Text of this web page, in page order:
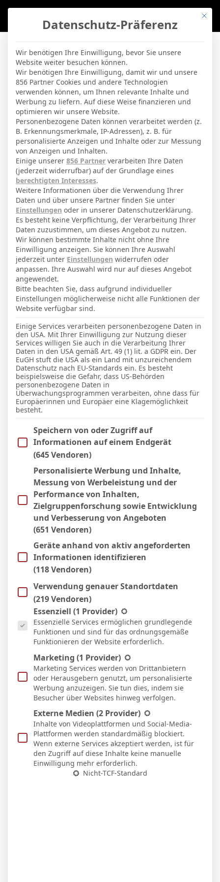
Michel Witte
Micha Sassie 19. April 2026
Aktuelles Team Illertissen
GESAMTE STATISTIK
Pokal
0 0 0′ 1
LETZTE BEGEGNUNGEN
Datum Ergebnis
Pokal
16 Aug. 2025
Heim
U
3:3
FacebookTwitter Pinterest LinkedInTumblr
Micha Sassie
Website
WEITERE ARTIKEL
BVB – Netradio: Das Webradio von Borussia
Dortmund live
Mit
Datenschutz-Präferenz
Wir benötigen Ihre Einwilligung, bevor Sie unsere
Website weiter besuchen können.
Wir benötigen Ihre Einwilligung, damit wir und unsere
856 Partner Cookies und andere Technologien
verwenden können, um Ihnen relevante Inhalte und
Werbung zu liefern. Auf diese Weise finanzieren und
optimieren wir unsere Website.
Personenbezogene Daten können verarbeitet werden (z.
B. Erkennungsmerkmale, IP-Adressen), z. B. für
personalisierte Anzeigen und Inhalte oder zur Messung
von Anzeigen und Inhalten.
Einige unserer 856 Partner verarbeiten Ihre Daten
(jederzeit widerrufbar) auf der Grundlage eines
berechtigten Interesses.
Weitere Informationen über die Verwendung Ihrer
Daten und über unsere Partner finden Sie unter
Einstellungen oder in unserer Datenschutzerklärung.
Es besteht keine Verpflichtung, der Verarbeitung Ihrer
Daten zuzustimmen, um dieses Angebot zu nutzen.
Wir können bestimmte Inhalte nicht ohne Ihre
Einwilligung anzeigen. Sie können Ihre Auswahl
jederzeit unter Einstellungen widerrufen oder
anpassen. Ihre Auswahl wird nur auf dieses Angebot
angewendet.
Bitte beachten Sie, dass aufgrund individueller
Einstellungen möglicherweise nicht alle Funktionen der
Website verfügbar sind.
Einige Services verarbeiten personenbezogene Daten in
den USA. Mit Ihrer Einwilligung zur Nutzung dieser
Services willigen Sie auch in die Verarbeitung Ihrer
Daten in den USA gemäß Art. 49 (1) lit. a GDPR ein. Der
EuGH stuft die USA als ein Land mit unzureichendem
Datenschutz nach EU-Standards ein. Es besteht
beispielsweise die Gefahr, dass US-Behörden
personenbezogene Daten in
Überwachungsprogrammen verarbeiten, ohne dass für
Europäerinnen und Europäer eine Klagemöglichkeit
besteht.
Im Folgenden finden Sie eine Liste der Zwecke des IAB
Speichern von oder Zugriff auf
Informationen auf einem Endgerät
(645 Vendoren)
Personalisierte Werbung und Inhalte,
Messung von Werbeleistung und der
Performance von Inhalten,
Zielgruppenforschung sowie Entwicklung
und Verbesserung von Angeboten
(651 Vendoren)
Geräte anhand von aktiv angeforderten
Informationen identifizieren
(118 Vendoren)
Verwendung genauer Standortdaten
(219 Vendoren)
Es folgt eine Liste der Service-Gruppen, für die eine
Essenziell (1 Provider)
Essenzielle Services ermöglichen grundlegende
Funktionen und sind für das ordnungsgemäße
Funktionieren der Website erforderlich.
Marketing (1 Provider)
Marketing Services werden von Drittanbietern
oder Herausgebern genutzt, um personalisierte
Werbung anzuzeigen. Sie tun dies, indem sie
Besucher über Websites hinweg verfolgen.
Externe Medien (2 Provider)
Inhalte von Videoplattformen und Social-Media-
Plattformen werden standardmäßig blockiert.
Wenn externe Services akzeptiert werden, ist für
den Zugriff auf diese Inhalte keine manuelle
Einwilligung mehr erforderlich.
Nicht-TCF-Standard